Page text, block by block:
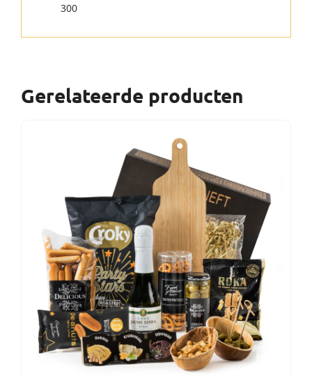
300
Gerelateerde producten